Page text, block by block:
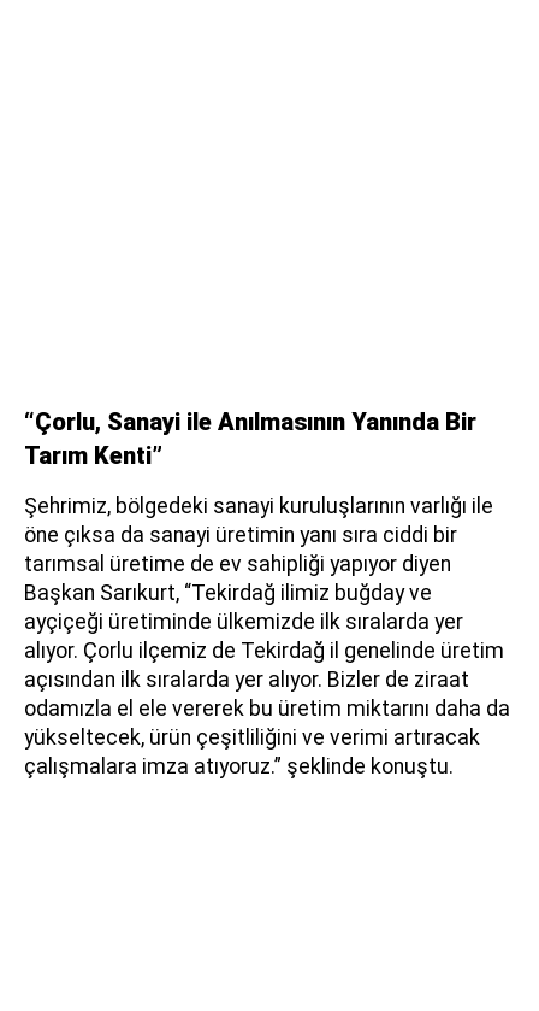
“Çorlu, Sanayi ile Anılmasının Yanında Bir
Tarım Kenti”
Şehrimiz, bölgedeki sanayi kuruluşlarının varlığı ile
öne çıksa da sanayi üretimin yanı sıra ciddi bir
tarımsal üretime de ev sahipliği yapıyor diyen
Başkan Sarıkurt, “Tekirdağ ilimiz buğday ve
ayçiçeği üretiminde ülkemizde ilk sıralarda yer
alıyor. Çorlu ilçemiz de Tekirdağ il genelinde üretim
açısından ilk sıralarda yer alıyor. Bizler de ziraat
odamızla el ele vererek bu üretim miktarını daha da
yükseltecek, ürün çeşitliliğini ve verimi artıracak
çalışmalara imza atıyoruz.” şeklinde konuştu.